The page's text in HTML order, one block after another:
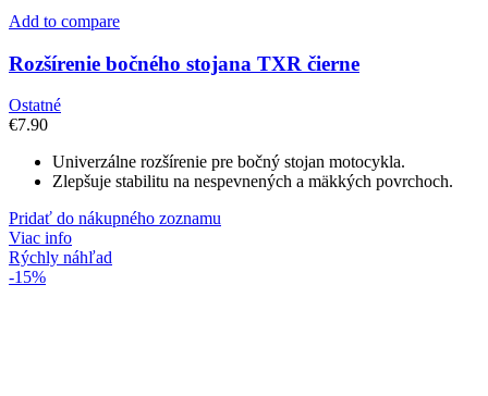
Add to compare
Rozšírenie bočného stojana TXR čierne
Ostatné
€7.90
Univerzálne rozšírenie pre bočný stojan motocykla.
Zlepšuje stabilitu na nespevnených a mäkkých povrchoch.
Pridať do nákupného zoznamu
Viac info
Rýchly náhľad
-15%